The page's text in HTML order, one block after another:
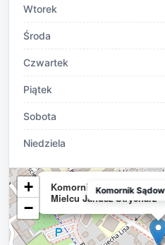
Wtorek
Środa
Czwartek
Piątek
Sobota
Niedziela
Komornik Sądowy przy
Mielcu Janusz Strycharz
+
−
Komornik